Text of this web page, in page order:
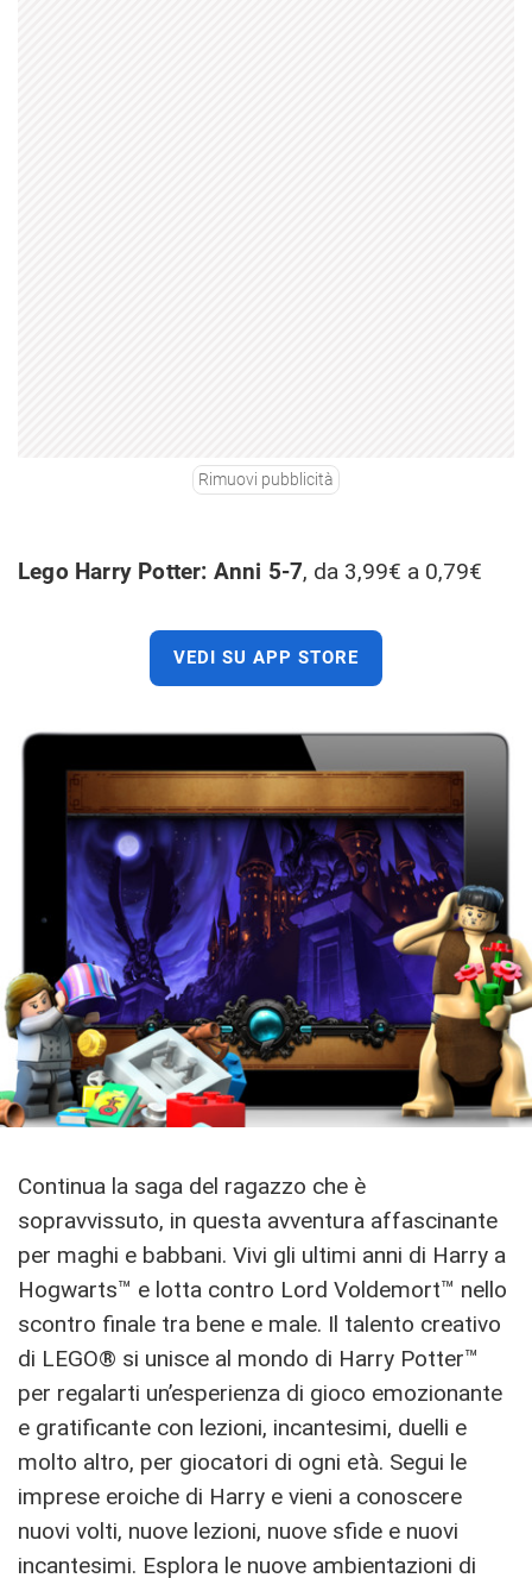
Rimuovi pubblicità
Lego Harry Potter: Anni 5-7, da 3,99€ a 0,79€
VEDI SU APP STORE
Continua la saga del ragazzo che è
sopravvissuto, in questa avventura affascinante
per maghi e babbani. Vivi gli ultimi anni di Harry a
Hogwarts™ e lotta contro Lord Voldemort™ nello
scontro finale tra bene e male. Il talento creativo
di LEGO® si unisce al mondo di Harry Potter™
per regalarti un’esperienza di gioco emozionante
e gratificante con lezioni, incantesimi, duelli e
molto altro, per giocatori di ogni età. Segui le
imprese eroiche di Harry e vieni a conoscere
nuovi volti, nuove lezioni, nuove sfide e nuovi
incantesimi. Esplora le nuove ambientazioni di